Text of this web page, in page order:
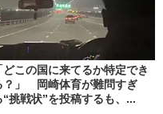
どこの国に来てるか特定でき
？」 岡崎体育が難問すぎ
“挑戦状”を投稿するも、...